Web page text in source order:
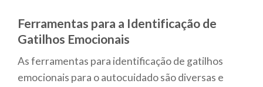
Ferramentas para a Identificação de
Gatilhos Emocionais
As ferramentas para identificação de gatilhos
emocionais para o autocuidado são diversas e